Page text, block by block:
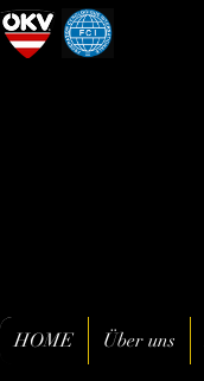
HOME Über uns